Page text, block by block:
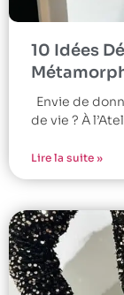
10 Idées
Envie de
de vie ? À
Lire la suite »